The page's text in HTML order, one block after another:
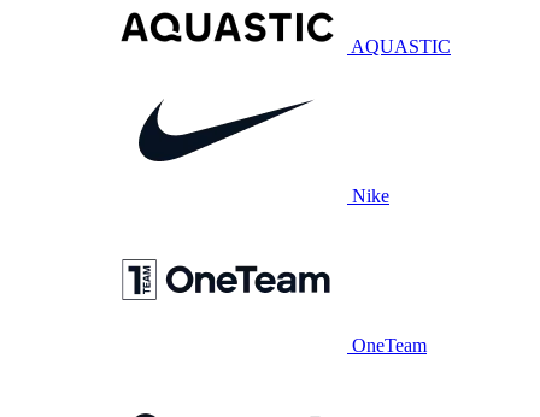
AQUASTIC
Nike
OneTeam